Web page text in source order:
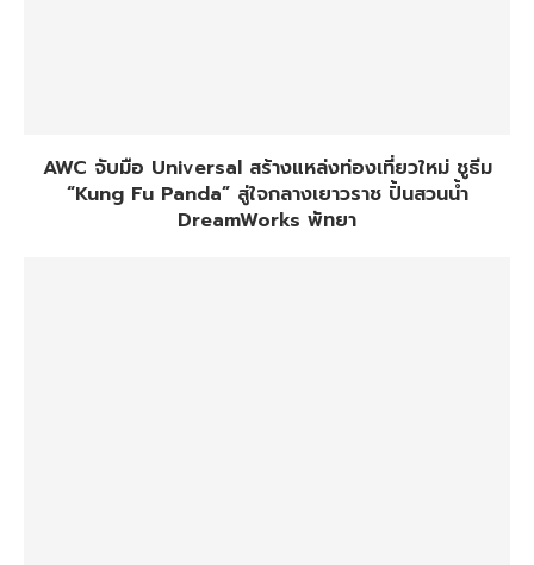
AWC จับมือ Universal สร้างแหล่งท่องเที่ยวใหม่ ชูธีม
“Kung Fu Panda” สู่ใจกลางเยาวราช ปั้นสวนน้ำ
DreamWorks พัทยา